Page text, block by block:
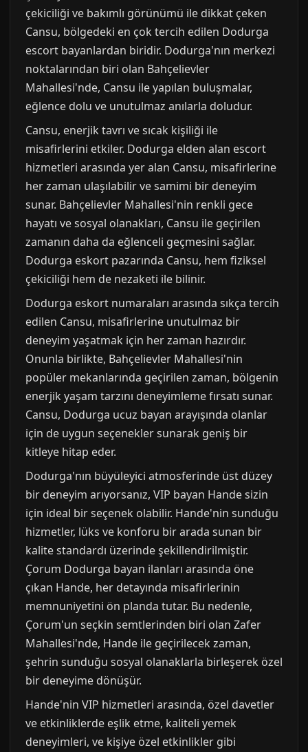
çekiciliği ve bakımlı görünümü ile dikkat çeken
Cansu, bölgedeki en çok tercih edilen Dodurga
escort bayanlardan biridir. Dodurga'nın merkezi
noktalarından biri olan Bahçelievler
Mahallesi'nde, Cansu ile yapılan buluşmalar,
eğlence dolu ve unutulmaz anılarla doludur.
Cansu, enerjik tavrı ve sıcak kişiliği ile
misafirlerini etkiler. Dodurga elden alan escort
hizmetleri arasında yer alan Cansu, misafirlerine
her zaman ulaşılabilir ve samimi bir deneyim
sunar. Bahçelievler Mahallesi'nin renkli gece
hayatı ve sosyal olanakları, Cansu ile geçirilen
zamanın daha da eğlenceli geçmesini sağlar.
Dodurga eskort pazarında Cansu, hem fiziksel
çekiciliği hem de nezaketi ile bilinir.
Dodurga eskort numaraları arasında sıkça tercih
edilen Cansu, misafirlerine unutulmaz bir
deneyim yaşatmak için her zaman hazırdır.
Onunla birlikte, Bahçelievler Mahallesi'nin
popüler mekanlarında geçirilen zaman, bölgenin
enerjik yaşam tarzını deneyimleme fırsatı sunar.
Cansu, Dodurga ucuz bayan arayışında olanlar
için de uygun seçenekler sunarak geniş bir
kitleye hitap eder.
Dodurga'nın büyüleyici atmosferinde üst düzey
bir deneyim arıyorsanız, VIP bayan Hande sizin
için ideal bir seçenek olabilir. Hande'nin sunduğu
hizmetler, lüks ve konforu bir arada sunan bir
kalite standardı üzerinde şekillendirilmiştir.
Çorum Dodurga bayan ilanları arasında öne
çıkan Hande, her detayında misafirlerinin
memnuniyetini ön planda tutar. Bu nedenle,
Çorum'un seçkin semtlerinden biri olan Zafer
Mahallesi'nde, Hande ile geçirilecek zaman,
şehrin sunduğu sosyal olanaklarla birleşerek özel
bir deneyime dönüşür.
Hande'nin VIP hizmetleri arasında, özel davetler
ve etkinliklerde eşlik etme, kaliteli yemek
deneyimleri, ve kişiye özel etkinlikler gibi